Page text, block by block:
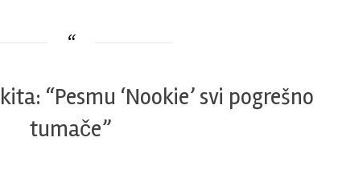
“Pesmu ‘Nookie’ svi pogrešno
tumače”